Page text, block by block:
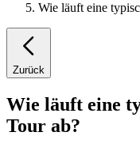
Wie läuft eine
Zurück
Wie läuft eine
Tour ab?